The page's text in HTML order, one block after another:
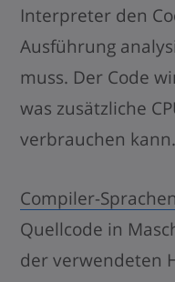
Interpreter den
Ausführung
muss. Der Code
was zusätzliche
verbrauchen kann.
Compiler-Sprachen
Quellcode in
der verwendeten